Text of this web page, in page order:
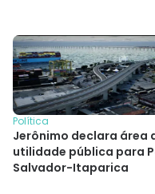
Política
Jerônimo declara área
utilidade pública para
Salvador-Itaparica